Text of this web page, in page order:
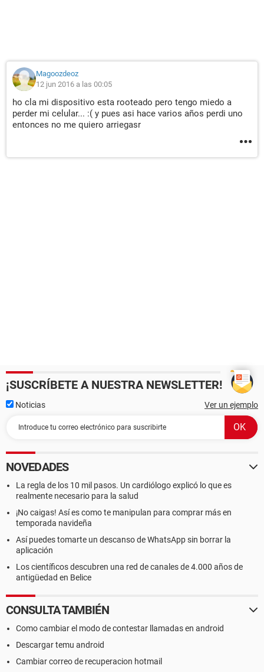
Magoozdeoz
12 jun 2016 a las 00:05
ho cla mi dispositivo esta rooteado pero tengo miedo a
perder mi celular... :( y pues asi hace varios años perdi uno
entonces no me quiero arriegasr
¡SUSCRÍBETE A NUESTRA NEWSLETTER!
Noticias Ver un ejemplo
NOVEDADES
La regla de los 10 mil pasos. Un cardiólogo explicó lo que es
realmente necesario para la salud
¡No caigas! Así es como te manipulan para comprar más en
temporada navideña
Así puedes tomarte un descanso de WhatsApp sin borrar la
aplicación
Los científicos descubren una red de canales de 4.000 años de
antigüedad en Belice
CONSULTA TAMBIÉN
Como cambiar el modo de contestar llamadas en android
Descargar temu android
Cambiar correo de recuperacion hotmail